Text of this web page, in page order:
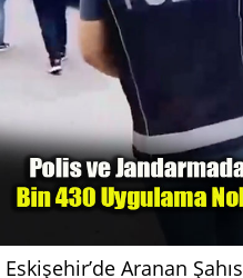
Eskişehir’de Aranan